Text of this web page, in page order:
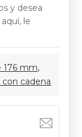
y desea
le
176 mm,
cadena